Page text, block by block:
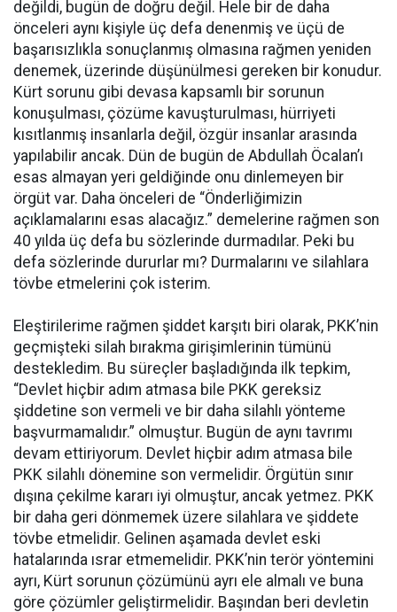
değildi, bugün de doğru değil. Hele bir de daha
önceleri aynı kişiyle üç defa denenmiş ve üçü de
başarısızlıkla sonuçlanmış olmasına rağmen yeniden
denemek, üzerinde düşünülmesi gereken bir konudur.
Kürt sorunu gibi devasa kapsamlı bir sorunun
konuşulması, çözüme kavuşturulması, hürriyeti
kısıtlanmış insanlarla değil, özgür insanlar arasında
yapılabilir ancak. Dün de bugün de Abdullah Öcalan’ı
esas almayan yeri geldiğinde onu dinlemeyen bir
örgüt var. Daha önceleri de “Önderliğimizin
açıklamalarını esas alacağız.” demelerine rağmen son
40 yılda üç defa bu sözlerinde durmadılar. Peki bu
defa sözlerinde dururlar mı? Durmalarını ve silahlara
tövbe etmelerini çok isterim.
Eleştirilerime rağmen şiddet karşıtı biri olarak, PKK’nin
geçmişteki silah bırakma girişimlerinin tümünü
destekledim. Bu süreçler başladığında ilk tepkim,
“Devlet hiçbir adım atmasa bile PKK gereksiz
şiddetine son vermeli ve bir daha silahlı yönteme
başvurmamalıdır.” olmuştur. Bugün de aynı tavrımı
devam ettiriyorum. Devlet hiçbir adım atmasa bile
PKK silahlı dönemine son vermelidir. Örgütün sınır
dışına çekilme kararı iyi olmuştur, ancak yetmez. PKK
bir daha geri dönmemek üzere silahlara ve şiddete
tövbe etmelidir. Gelinen aşamada devlet eski
hatalarında ısrar etmemelidir. PKK’nin terör yöntemini
ayrı, Kürt sorunun çözümünü ayrı ele almalı ve buna
göre çözümler geliştirmelidir. Başından beri devletin